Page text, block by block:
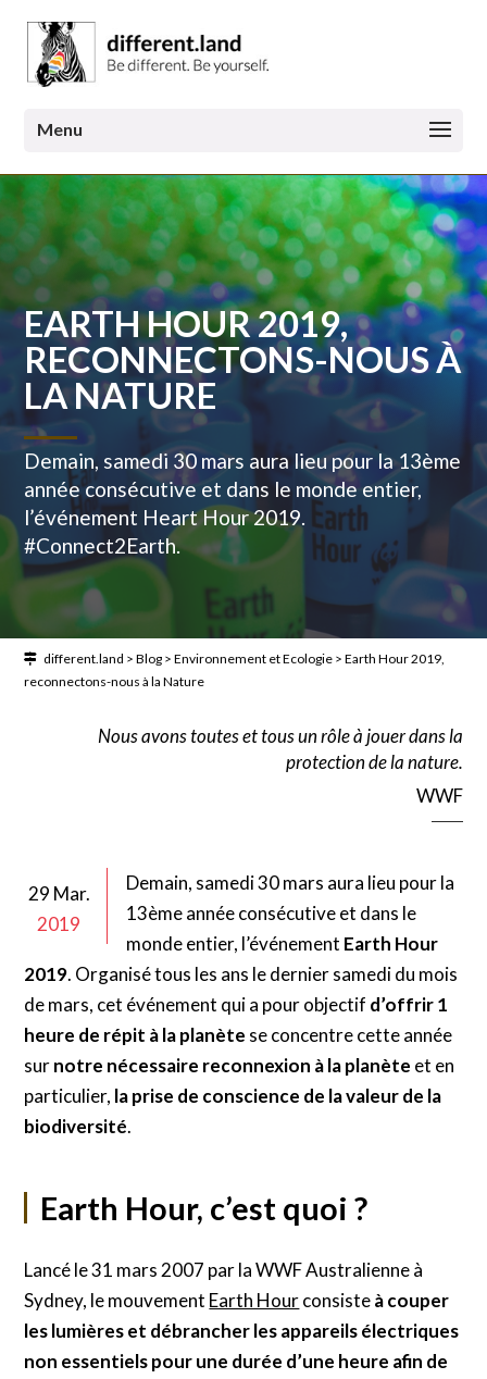
EARTH HOUR 2019,
RECONNECTONS-NOUS À
LA NATURE
Demain, samedi 30 mars aura lieu pour la 13ème
année consécutive et dans le monde entier,
l’événement Heart Hour 2019.
#Connect2Earth.
different.land >Blog >Environnement et Ecologie >Earth Hour 2019,
reconnectons-nous à la Nature
Nous avons toutes et tous un rôle à jouer dans la
protection de la nature.
WWF
29 Mar.
2019
Demain, samedi 30 mars aura lieu pour la
13ème année consécutive et dans le
monde entier, l’événement Earth Hour
2019. Organisé tous les ans le dernier samedi du mois
de mars, cet événement qui a pour objectif d’offrir 1
heure de répit à la planète se concentre cette année
surnotre nécessaire reconnexion à la planète et en
particulier, la prise de conscience de la valeur de la
biodiversité.
Earth Hour, c’est quoi ?
Lancé le 31 mars 2007 par la WWF Australienne à
Sydney, le mouvement Earth Hourconsisteà couper
les lumières et débrancher les appareils électriques
non essentiels pour une durée d’une heure afin de